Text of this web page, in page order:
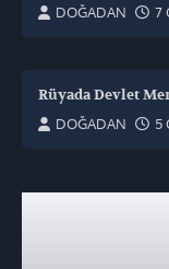
DOĞADAN
7
Rüyada Devlet
DOĞADAN
5